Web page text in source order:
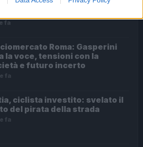
Marino e l’appello per
fa
Roma: Gasperini
la voce, tensioni con la
e futuro incerto
fa
ciclista investito: svelato il
del pirata della strada
fa